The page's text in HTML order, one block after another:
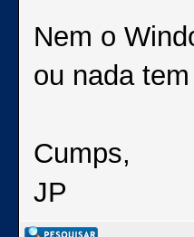
Nem o
ou nada
Cumps,
JP